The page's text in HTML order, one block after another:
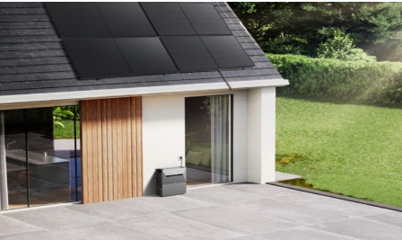
Les actualités incontournables
Le groupe publicitaire poursuivi par X ferme
ses portes
Il n’a pas les fonds nécessaires pour continuer à
fonctionner tout en se battant en justice. (NYT
$)
Le traitement CRISPR proposé aux patients